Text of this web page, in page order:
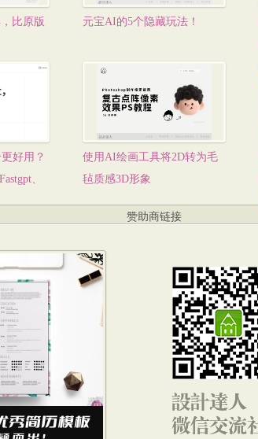
比原版
元宝AI的5个隐藏玩法！
好用？
、
使用AI绘画工具将2D转为毛
毡质感3D形象
赞助商链接